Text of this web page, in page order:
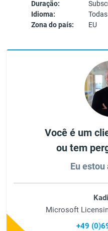
Duração:
Idioma:
Zona do país:
EU
Você é um
ou tem
Eu
Microsoft
+49